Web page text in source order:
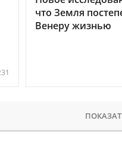
что Земля
Венеру жизнью